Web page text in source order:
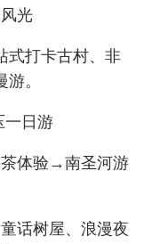
光
打卡古村、非
。
日游
体验→南圣河游
话树屋、浪漫夜